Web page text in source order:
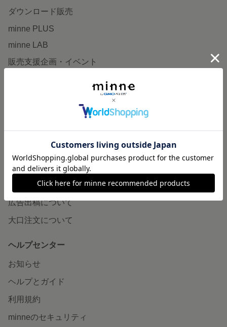
ダウンロード販売
minne PLUS
minne LAB
販売支援企画・イベント
minneとものづくりと
minneの本
企業の方へ
広告出稿について
大口注文について
ヘルプセンター
お知らせ
ヘルプとガイド
利用規約
minneのセキュリティ